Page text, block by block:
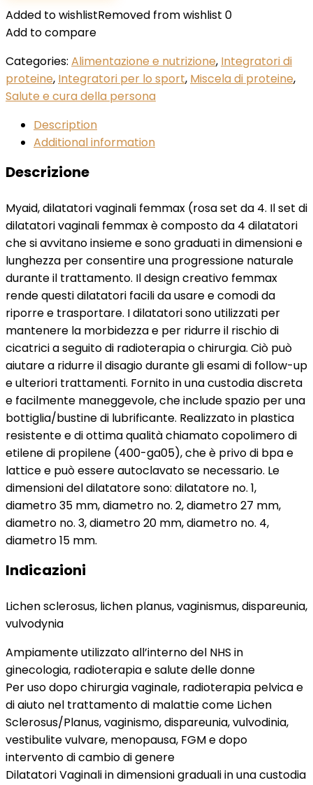
Added to wishlistRemoved from wishlist 0
Add to compare
Categories: Alimentazione e nutrizione, Integratori di
proteine, Integratori per lo sport, Miscela di proteine,
Salute e cura della persona
Description
Additional information
Descrizione
Myaid, dilatatori vaginali femmax (rosa set da 4. Il set di
dilatatori vaginali femmax è composto da 4 dilatatori
che si avvitano insieme e sono graduati in dimensioni e
lunghezza per consentire una progressione naturale
durante il trattamento. Il design creativo femmax
rende questi dilatatori facili da usare e comodi da
riporre e trasportare. I dilatatori sono utilizzati per
mantenere la morbidezza e per ridurre il rischio di
cicatrici a seguito di radioterapia o chirurgia. Ciò può
aiutare a ridurre il disagio durante gli esami di follow-up
e ulteriori trattamenti. Fornito in una custodia discreta
e facilmente maneggevole, che include spazio per una
bottiglia/bustine di lubrificante. Realizzato in plastica
resistente e di ottima qualità chiamato copolimero di
etilene di propilene (400-ga05), che è privo di bpa e
lattice e può essere autoclavato se necessario. Le
dimensioni del dilatatore sono: dilatatore no. 1,
diametro 35 mm, diametro no. 2, diametro 27 mm,
diametro no. 3, diametro 20 mm, diametro no. 4,
diametro 15 mm.
Indicazioni
Lichen sclerosus, lichen planus, vaginismus, dispareunia,
vulvodynia
Ampiamente utilizzato all’interno del NHS in
ginecologia, radioterapia e salute delle donne
Per uso dopo chirurgia vaginale, radioterapia pelvica e
di aiuto nel trattamento di malattie come Lichen
Sclerosus/Planus, vaginismo, dispareunia, vulvodinia,
vestibulite vulvare, menopausa, FGM e dopo
intervento di cambio di genere
Dilatatori Vaginali in dimensioni graduali in una custodia